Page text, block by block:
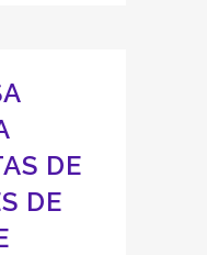
DE
DE